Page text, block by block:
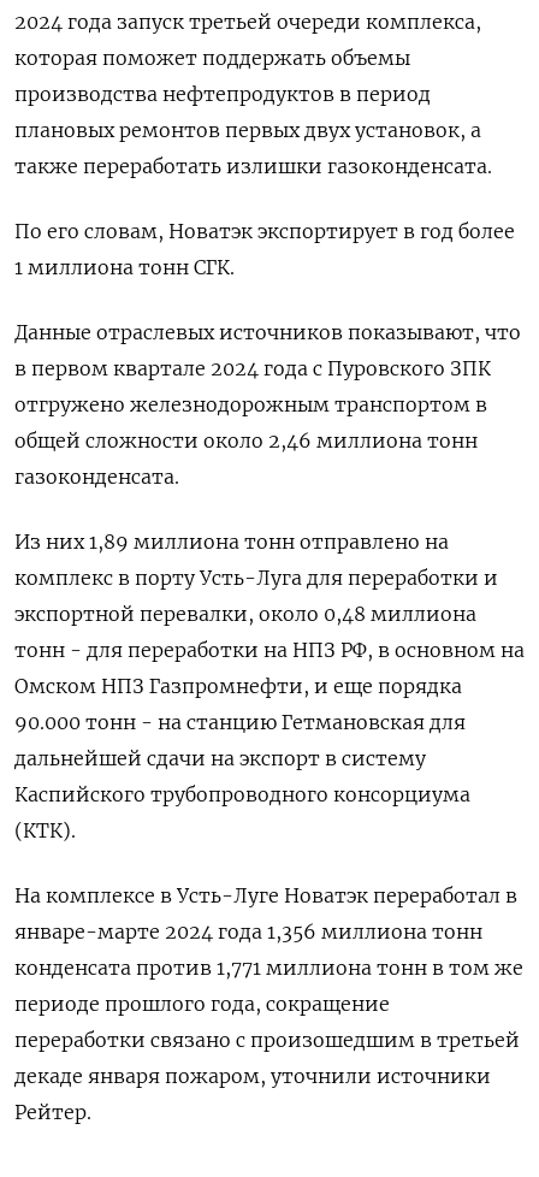
2024 года запуск третьей очереди комплекса,
которая поможет поддержать объемы
производства нефтепродуктов в период
плановых ремонтов первых двух установок, а
также переработать излишки газоконденсата.
По его словам, Новатэк экспортирует в год более
1 миллиона тонн СГК.
Данные отраслевых источников показывают, что
в первом квартале 2024 года с Пуровского ЗПК
отгружено железнодорожным транспортом в
общей сложности около 2,46 миллиона тонн
газоконденсата.
Из них 1,89 миллиона тонн отправлено на
комплекс в порту Усть-Луга для переработки и
экспортной перевалки, около 0,48 миллиона
тонн - для переработки на НПЗ РФ, в основном на
Омском НПЗ Газпромнефти, и еще порядка
90.000 тонн - на станцию Гетмановская для
дальнейшей сдачи на экспорт в систему
Каспийского трубопроводного консорциума
(КТК).
На комплексе в Усть-Луге Новатэк переработал в
январе-марте 2024 года 1,356 миллиона тонн
конденсата против 1,771 миллиона тонн в том же
периоде прошлого года, сокращение
переработки связано с произошедшим в третьей
декаде января пожаром, уточнили источники
Рейтер.